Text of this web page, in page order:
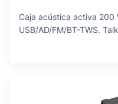
Caja acústica activa 200
USB/AD/FM/BT-TWS.